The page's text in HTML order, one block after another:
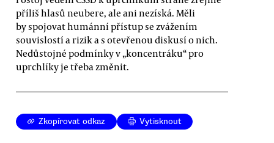
příliš hlasů neubere, ale ani nezíská. Měli
by spojovat humánní přístup se zvážením
souvislostí a rizik a s otevřenou diskusí o nich.
Nedůstojné podmínky v „koncentráku“ pro
uprchlíky je třeba změnit.
Zkopírovat odkaz Vytisknout